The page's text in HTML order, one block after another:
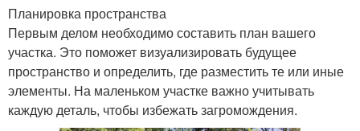
Планировка пространства
Первым делом необходимо составить план вашего
участка. Это поможет визуализировать будущее
пространство и определить, где разместить те или иные
элементы. На маленьком участке важно учитывать
каждую деталь, чтобы избежать загромождения.